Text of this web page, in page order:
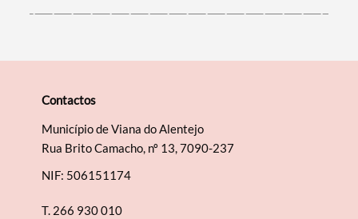
Contactos
Município de Viana do Alentejo
Rua Brito Camacho, nº 13, 7090-237
NIF: 506151174
T. 266 930 010